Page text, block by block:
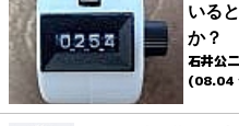
いる
か？
石井公二
(08.04